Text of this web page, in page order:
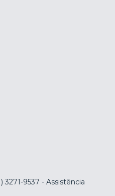
3271-9537 - Assistência